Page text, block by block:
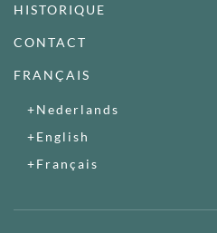
HISTORIQUE
CONTACT
FRANÇAIS
Nederlands
English
Français